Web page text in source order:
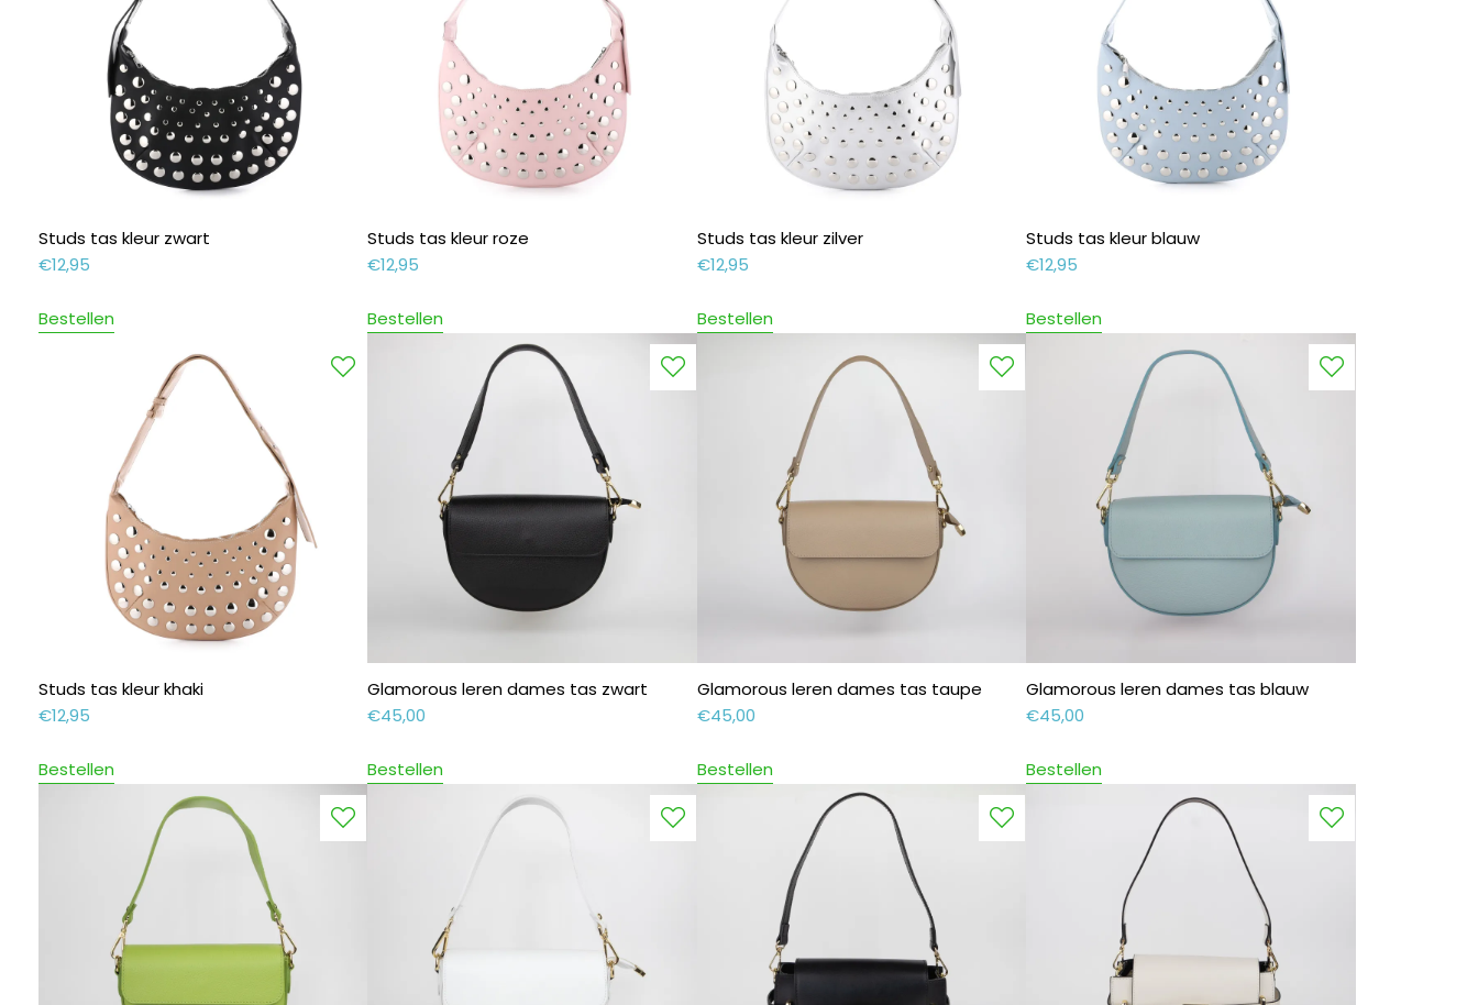
Studs tas kleur zwart
€12,95
Bestellen
Studs tas kleur roze
€12,95
Bestellen
Studs tas kleur zilver
€12,95
Bestellen
Studs tas kleur blauw
€12,95
Bestellen
Studs tas kleur khaki
€12,95
Bestellen
Glamorous leren dames tas zwart
€45,00
Bestellen
Glamorous leren dames tas taupe
€45,00
Bestellen
Glamorous leren dames tas blauw
€45,00
Bestellen